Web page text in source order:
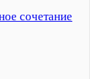
сочетание